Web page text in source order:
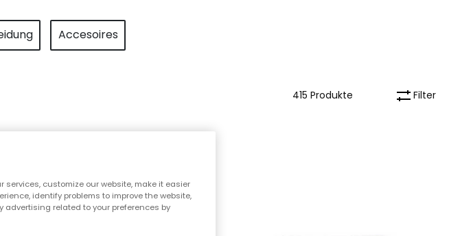
Accesoires
Filter
415 Produkte
customize our website, make it easier
identify problems to improve the website,
related to your preferences by